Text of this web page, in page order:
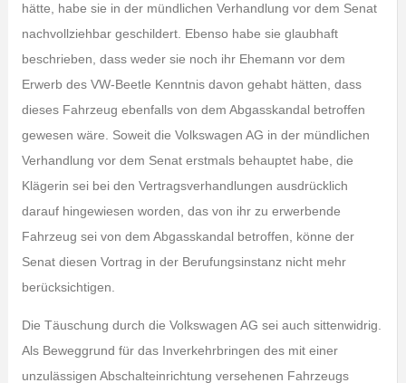
hätte, habe sie in der mündlichen Verhandlung vor dem Senat
nachvollziehbar geschildert. Ebenso habe sie glaubhaft
beschrieben, dass weder sie noch ihr Ehemann vor dem
Erwerb des VW-Beetle Kenntnis davon gehabt hätten, dass
dieses Fahrzeug ebenfalls von dem Abgasskandal betroffen
gewesen wäre. Soweit die Volkswagen AG in der mündlichen
Verhandlung vor dem Senat erstmals behauptet habe, die
Klägerin sei bei den Vertragsverhandlungen ausdrücklich
darauf hingewiesen worden, das von ihr zu erwerbende
Fahrzeug sei von dem Abgasskandal betroffen, könne der
Senat diesen Vortrag in der Berufungsinstanz nicht mehr
berücksichtigen.
Die Täuschung durch die Volkswagen AG sei auch sittenwidrig.
Als Beweggrund für das Inverkehrbringen des mit einer
unzulässigen Abschalteinrichtung versehenen Fahrzeugs